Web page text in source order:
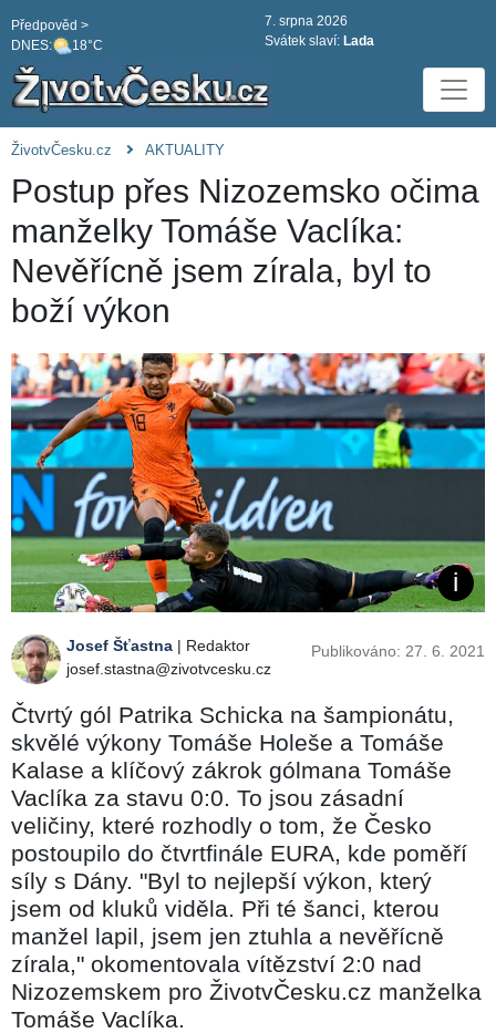
DNES: 18°C
Předpověd >
7. srpna 2026
Svátek slaví: Lada
ŽivotvČesku.cz AKTUALITY
Postup přes Nizozemsko očima
manželky Tomáše Vaclíka:
Nevěřícně jsem zírala, byl to
boží výkon
Josef Šťastna | Redaktor
josef.stastna@zivotvcesku.cz
Publikováno: 27. 6. 2021
Čtvrtý gól Patrika Schicka na šampionátu,
skvělé výkony Tomáše Holeše a Tomáše
Kalase a klíčový zákrok gólmana Tomáše
Vaclíka za stavu 0:0. To jsou zásadní
veličiny, které rozhodly o tom, že Česko
postoupilo do čtvrtfinále EURA, kde poměří
síly s Dány. "Byl to nejlepší výkon, který
jsem od kluků viděla. Při té šanci, kterou
manžel lapil, jsem jen ztuhla a nevěřícně
zírala," okomentovala vítězství 2:0 nad
Nizozemskem pro ŽivotvČesku.cz manželka
Tomáše Vaclíka.